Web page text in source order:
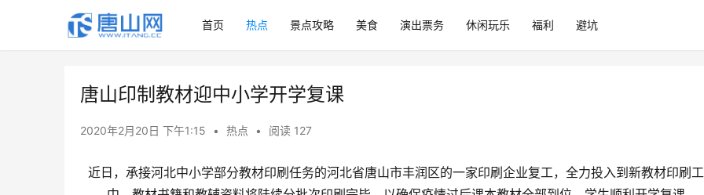
首页 热点 景点攻略 美食 演出票务 休闲玩乐 福利 避坑
唐山印制教材迎中小学开学复课
2020年2月20日 下午1:15 • 热点 • 阅读 127
近日，承接河北中小学部分教材印刷任务的河北省唐山市丰润区的一家印刷企业复工，全力投入到新教材印刷